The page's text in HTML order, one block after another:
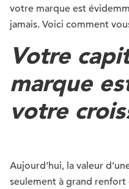
votre marque est
jamais. Voici comment
Votre
marque
votre
Aujourd’hui, la valeur
seulement à grand